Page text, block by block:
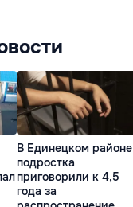
В Единецком районе
подростка
приговорили к 4,5
года за